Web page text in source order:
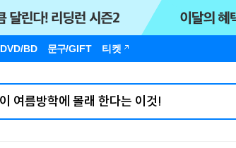
DVD/BD 문구/GIFT 티켓